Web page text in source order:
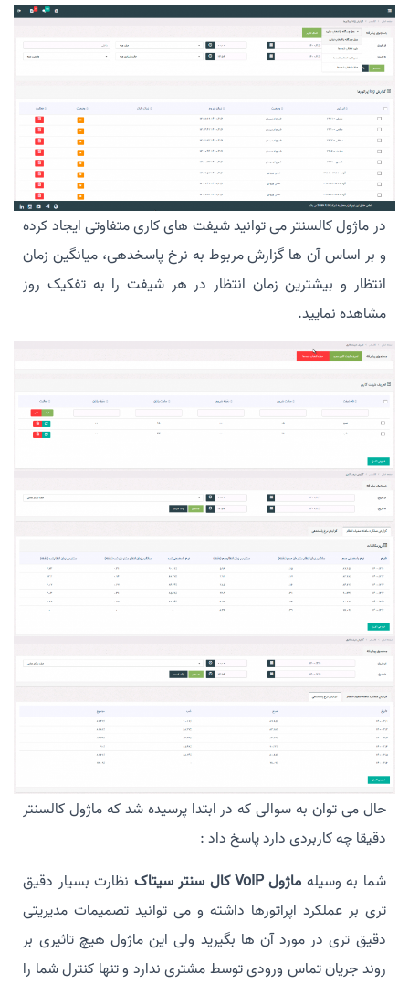
در ماژول کالسنتر می توانید شیفت های کاری متفاوتی ایجاد کرده
و بر اساس آن ها گزارش مربوط به نرخ پاسخدهی، میانگین زمان
انتظار و بیشترین زمان انتظار در هر شیفت را به تفکیک روز
مشاهده نمایید.
حال می توان به سوالی که در ابتدا پرسیده شد که ماژول کالسنتر
دقیقا چه کاربردی دارد پاسخ داد :
شما به وسیله ماژول VoIP کال سنتر سیتاک
نظارت بسیار دقیق
تری بر عملکرد اپراتورها داشته و می توانید تصمیمات مدیریتی
دقیق تری در مورد آن ها بگیرید ولی این ماژول هیچ تاثیری بر
روند جریان تماس ورودی توسط مشتری ندارد و تنها کنترل شما را